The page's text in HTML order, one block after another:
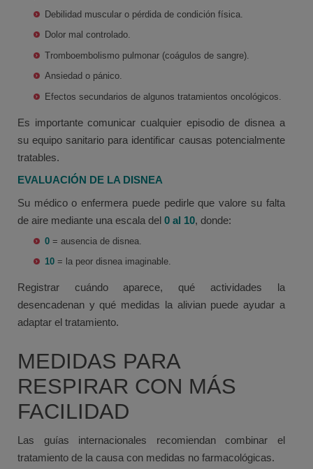
Debilidad muscular o pérdida de condición física.
Dolor mal controlado.
Tromboembolismo pulmonar (coágulos de sangre).
Ansiedad o pánico.
Efectos secundarios de algunos tratamientos oncológicos.
Es importante comunicar cualquier episodio de disnea a
su equipo sanitario para identificar causas potencialmente
tratables.
EVALUACIÓN DE LA DISNEA
Su médico o enfermera puede pedirle que valore su falta
de aire mediante una escala del 0 al 10, donde:
0 = ausencia de disnea.
10 = la peor disnea imaginable.
Registrar cuándo aparece, qué actividades la
desencadenan y qué medidas la alivian puede ayudar a
adaptar el tratamiento.
MEDIDAS PARA
RESPIRAR CON MÁS
FACILIDAD
Las guías internacionales recomiendan combinar el
tratamiento de la causa con medidas no farmacológicas.